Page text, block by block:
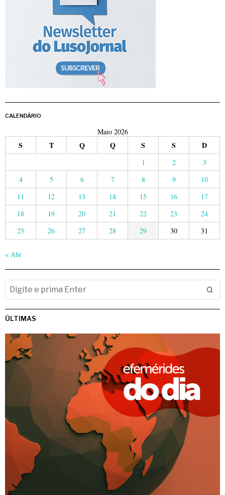
CALENDÁRIO
Maio 2026
S T Q Q S S D
1 2
3
4
5 6 7 8 9
10
11
12 13 14 15 16
17
18
19 20 21 22 23
24
25
26 27 28 29 30 31
« Abr
ÚLTIMAS